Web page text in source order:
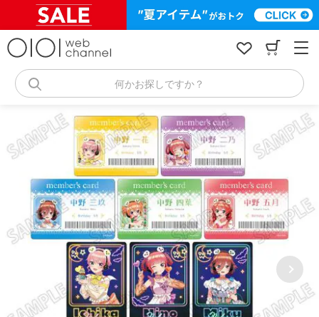
何かお探しですか？